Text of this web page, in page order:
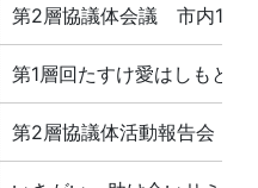
第2層協議体会議 市内10地
第1層回たすけ愛はしもと会
第2層協議体活動報告会